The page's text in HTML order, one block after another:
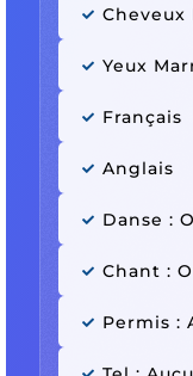
Cheveux
Yeux
Français
Anglais
Danse :
Chant :
Permis :